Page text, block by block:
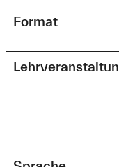
Format